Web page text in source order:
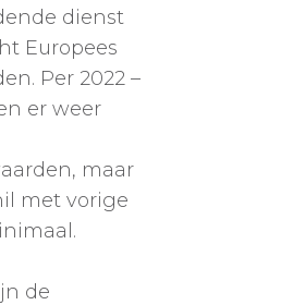
dienst
Europees
Per 2022 –
er weer
maar
met vorige
de